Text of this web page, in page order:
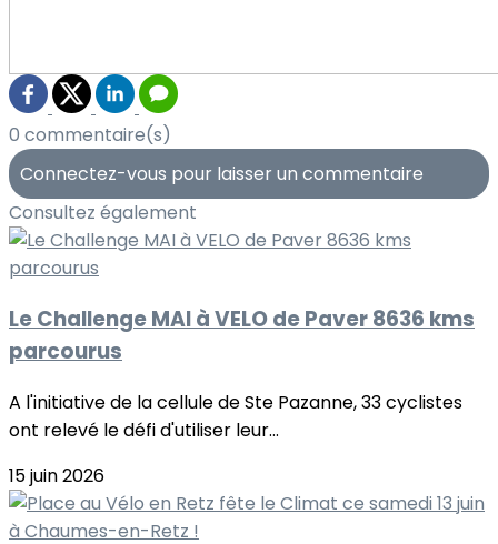
0 commentaire(s)
Connectez-vous pour laisser un commentaire
Consultez également
Le Challenge MAI à VELO de Paver 8636 kms
parcourus
A l'initiative de la cellule de Ste Pazanne, 33 cyclistes
ont relevé le défi d'utiliser leur...
15 juin 2026